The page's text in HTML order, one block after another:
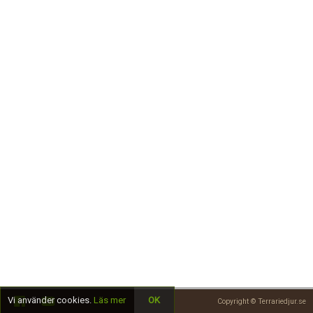
Copyright © Terrariedjur.se
Vi använder cookies. Läs mer OK